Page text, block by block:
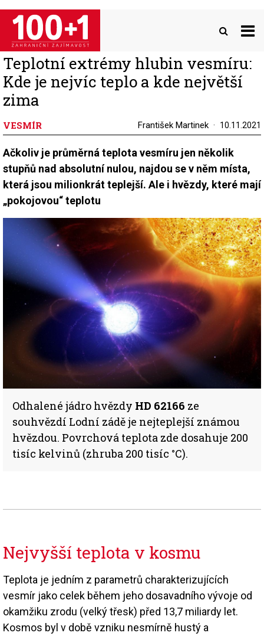
Přejít
hlavnímu
obsahu
Teplotní extrémy hlubin vesmíru:
Kde je nejvíc teplo a kde největší
zima
VESMÍR František Martinek 10.11.2021
Ačkoliv je průměrná teplota vesmíru jen několik
stupňů nad absolutní nulou, najdou se v něm místa,
která jsou milionkrát teplejší. Ale i hvězdy, které mají
„pokojovou“ teplotu
Odhalené jádro hvězdy HD 62166 ze
souhvězdí Lodní zádě je nejteplejší známou
hvězdou. Povrchová teplota zde dosahuje 200
tisíc kelvinů (zhruba 200 tisíc °C).
Nejvyšší teplota v kosmu
Teplota je jedním z parametrů charakterizujících
vesmír jako celek během jeho dosavadního vývoje od
okamžiku zrodu (velký třesk) před 13,7 miliardy let.
Kosmos byl v době vzniku nesmírně hustý a